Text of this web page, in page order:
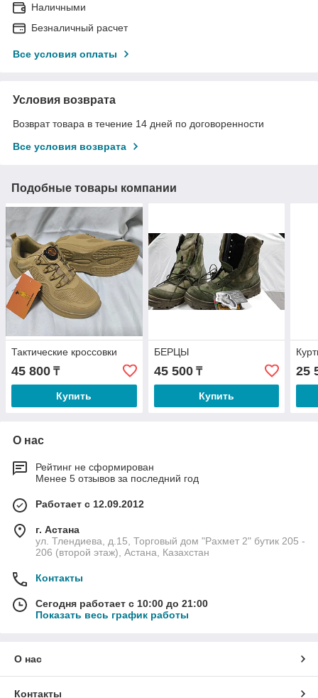
Наличными
Безналичный расчет
Все условия оплаты
Условия возврата
Возврат товара в течение 14 дней по договоренности
Все условия возврата
Подобные товары компании
Тактические кроссовки
45 800 ₸
Купить
БЕРЦЫ
45 500₸
Купить
25
О нас
Рейтинг не сформирован
Менее 5 отзывов за последний год
Работает с 12.09.2012
г. Астана
ул. Тлендиева, д.15, Торговый дом "Рахмет 2" бутик 205 -
206 (второй этаж), Астана, Казахстан
Контакты
Сегодня работает с 10:00 до 21:00
Показать весь график работы
О нас
Контакты